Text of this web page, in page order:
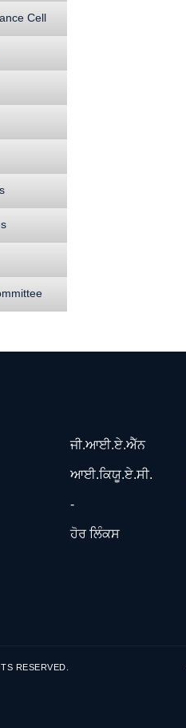
Cell
ਜੀ.ਆਈ.ਏ.ਐੱਨ
ਆਈ.ਕਿਯੂ.ਏ.ਸੀ.
-
ਹੋਰ ਲਿੰਕਸ
RESERVED.